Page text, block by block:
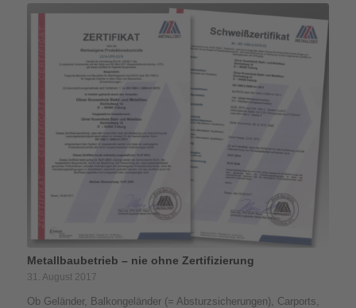
Metallbaubetrieb – nie ohne Zertifizierung
31. August 2017
Ob Geländer, Balkongeländer (= Absturzsicherungen), Carports,